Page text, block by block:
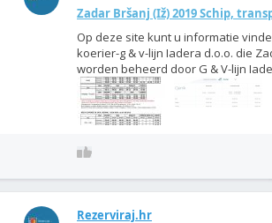
Zadar Bršanj (Iž) 2019 Schip,
Op deze site kunt u informatie
koerier-g & v-lijn Iadera d.o.o. die
worden beheerd door G & V-lijn
Rezerviraj.hr